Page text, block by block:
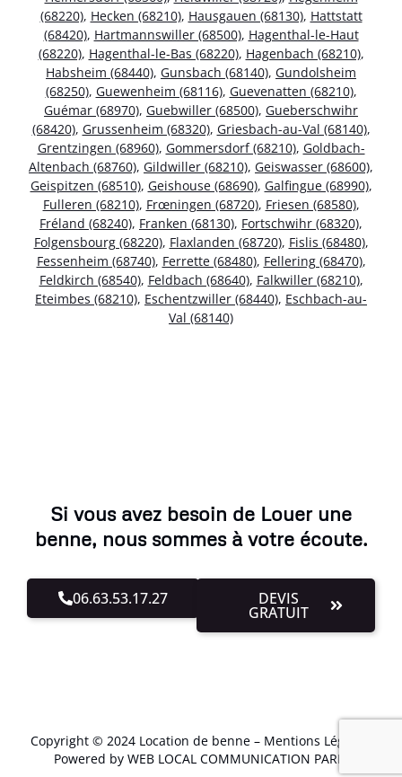
(68220), Hecken (68210), Hausgauen (68130), Hattstatt
(68420), Hartmannswiller (68500), Hagenthal-le-Haut
(68220), Hagenthal-le-Bas (68220), Hagenbach (68210),
Habsheim (68440), Gunsbach (68140), Gundolsheim
(68250), Guewenheim (68116), Guevenatten (68210),
Guémar (68970), Guebwiller (68500), Gueberschwihr
(68420), Grussenheim (68320), Griesbach-au-Val (68140),
Grentzingen (68960), Gommersdorf (68210), Goldbach-
Altenbach (68760), Gildwiller (68210), Geiswasser (68600),
Geispitzen (68510), Geishouse (68690), Galfingue (68990),
Fulleren (68210), Frœningen (68720), Friesen (68580),
Fréland (68240), Franken (68130), Fortschwihr (68320),
Folgensbourg (68220), Flaxlanden (68720), Fislis (68480),
Fessenheim (68740), Ferrette (68480), Fellering (68470),
Feldkirch (68540), Feldbach (68640), Falkwiller (68210),
Eteimbes (68210), Eschentzwiller (68440), Eschbach-au-
Val (68140)
Si vous avez besoin de Louer une
benne, nous sommes à votre écoute.
06.63.53.17.27 DEVIS
GRATUIT
Copyright © 2024 Location de benne – Mentions Légales
Powered by WEB LOCAL COMMUNICATION PARIS